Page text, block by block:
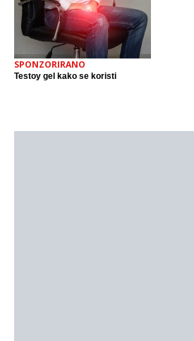
SPONZORIRANO
Testoy gel kako se koristi